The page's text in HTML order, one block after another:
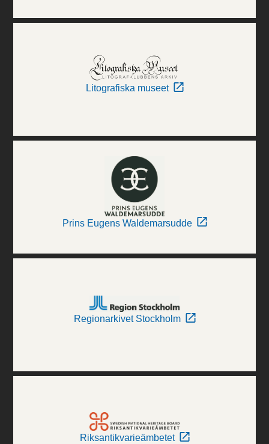
Litografiska museet
Prins Eugens Waldemarsudde
Regionarkivet Stockholm
Riksantikvarieämbetet